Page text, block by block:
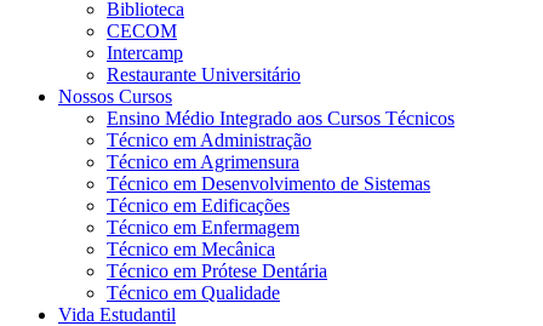
Biblioteca
CECOM
Intercamp
Restaurante Universitário
Nossos Cursos
Ensino Médio Integrado aos Cursos Técnicos
Técnico em Administração
Técnico em Agrimensura
Técnico em Desenvolvimento de Sistemas
Técnico em Edificações
Técnico em Enfermagem
Técnico em Mecânica
Técnico em Prótese Dentária
Técnico em Qualidade
Vida Estudantil